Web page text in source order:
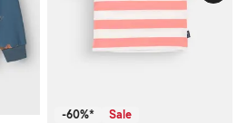
-60%* Sale